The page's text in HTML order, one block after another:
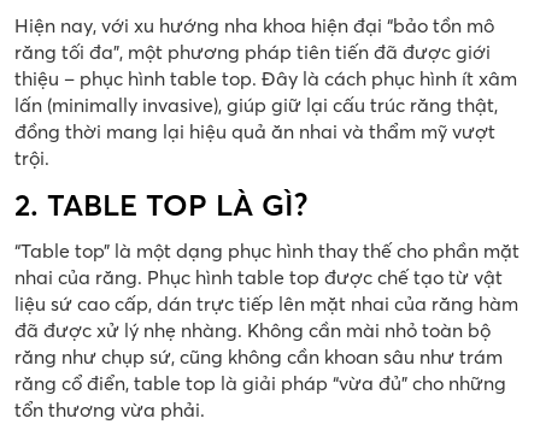
Hiện nay, với xu hướng nha khoa hiện đại “bảo tồn mô
răng tối đa”, một phương pháp tiên tiến đã được giới
thiệu – phục hình table top. Đây là cách phục hình ít xâm
lấn (minimally invasive), giúp giữ lại cấu trúc răng thật,
đồng thời mang lại hiệu quả ăn nhai và thẩm mỹ vượt
trội.
2. TABLE TOP LÀ GÌ?
“Table top” là một dạng phục hình thay thế cho phần mặt
nhai của răng. Phục hình table top được chế tạo từ vật
liệu sứ cao cấp, dán trực tiếp lên mặt nhai của răng hàm
đã được xử lý nhẹ nhàng. Không cần mài nhỏ toàn bộ
răng như chụp sứ, cũng không cần khoan sâu như trám
răng cổ điển, table top là giải pháp “vừa đủ” cho những
tổn thương vừa phải.